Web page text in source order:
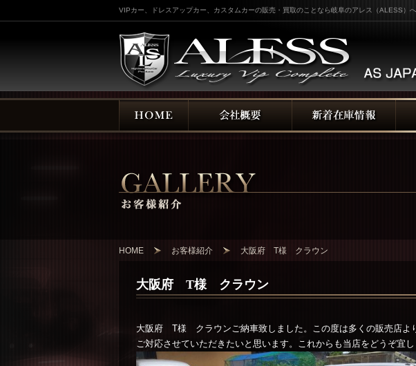
VIPカー、ドレスアップカー、カスタムカーの販売・買取のことなら岐阜のアレス（ALESS）へ
HOME お客様紹介 大阪府 T様 クラウン
大阪府 T様 クラウン
大阪府 T様 クラウンご納車致しました。この度は多くの販売店よ
ご対応させていただきたいと思います。これからも当店をどうぞ宜